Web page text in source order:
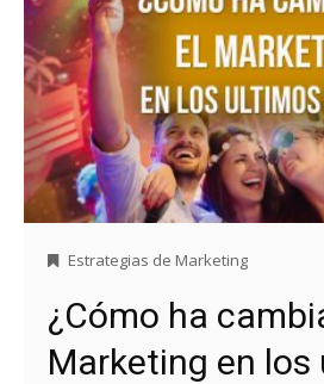
Estrategias de Marketing
¿Cómo ha
Marketing en los